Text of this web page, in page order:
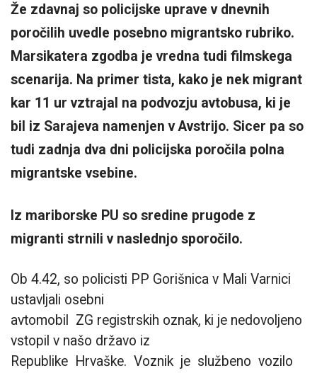
Že zdavnaj so policijske uprave v dnevnih
poročilih uvedle posebno migrantsko rubriko.
Marsikatera zgodba je vredna tudi filmskega
scenarija. Na primer tista, kako je nek migrant
kar 11 ur vztrajal na podvozju avtobusa, ki je
bil iz Sarajeva namenjen v Avstrijo. Sicer pa so
tudi zadnja dva dni policijska poročila polna
migrantske vsebine.
Iz mariborske PU so sredine prugode z
migranti strnili v naslednjo sporočilo.
Ob 4.42, so policisti PP Gorišnica v Mali Varnici
ustavljali osebni
avtomobil ZG registrskih oznak, ki je nedovoljeno
vstopil v našo državo iz
Republike Hrvaške. Voznik je službeno vozilo